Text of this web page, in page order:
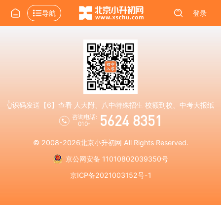
导航 登录
👆识码发送【6】查看 人大附、八中特殊招生 校额到校、中考大报纸
咨询电话:
010-
5624 8351
© 2008-2026北京小升初网 All Rights Reserved.
京公网安备 11010802039350号
京ICP备2021003152号-1